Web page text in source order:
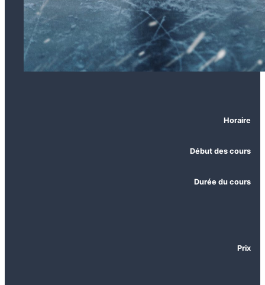
Horaire
Début des cours
Durée du cours
Prix